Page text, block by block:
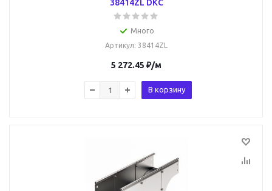
38414ZL DKC
Много
Артикул: 38414ZL
5 272.45 ₽/м
В корзину